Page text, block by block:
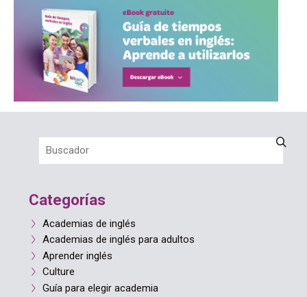
Categorías
Academias de inglés
Academias de inglés para adultos
Aprender inglés
Culture
Guía para elegir academia